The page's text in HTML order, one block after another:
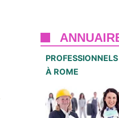
À ROME